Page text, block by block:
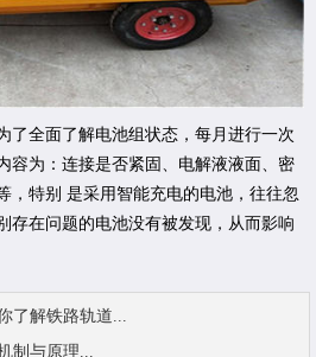
了全面了解电池组状态，每月进行一次
容为：连接是否紧固、电解液液面、密
，特别 是采用智能充电的电池，往往忽
存在问题的电池没有被发现，从而影响
了解铁路轨道...
制与原理...